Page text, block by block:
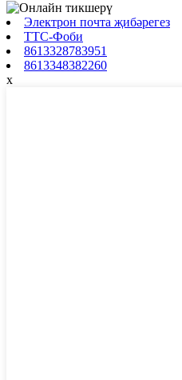
Электрон почта җибәрегез
ТТС-Фоби
8613328783951
8613348382260
x